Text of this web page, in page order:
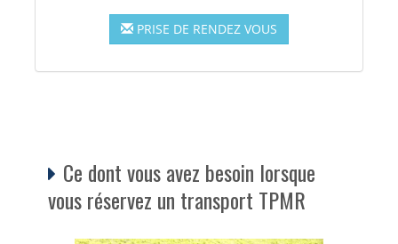
PRISE DE RENDEZ VOUS
Ce dont vous avez besoin lorsque
vous réservez un transport TPMR